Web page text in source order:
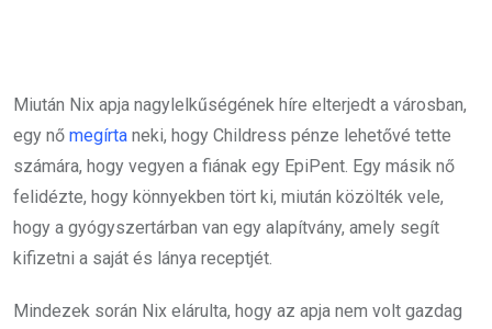
Miután Nix apja nagylelkűségének híre elterjedt a városban,
egy nő megírta neki, hogy Childress pénze lehetővé tette
számára, hogy vegyen a fiának egy EpiPent. Egy másik nő
felidézte, hogy könnyekben tört ki, miután közölték vele,
hogy a gyógyszertárban van egy alapítvány, amely segít
kifizetni a saját és lánya receptjét.
Mindezek során Nix elárulta, hogy az apja nem volt gazdag